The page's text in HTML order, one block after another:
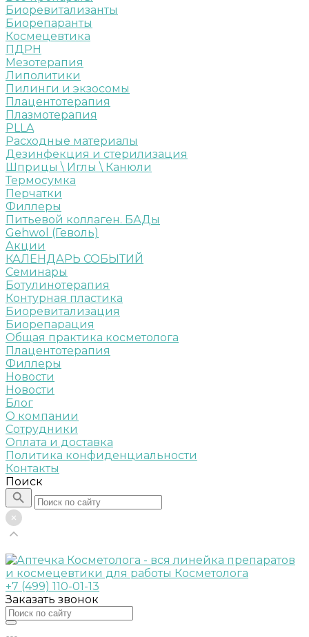
Биоревитализанты
Биорепаранты
Космецевтика
ПДРН
Мезотерапия
Липолитики
Пилинги и экзосомы
Плацентотерапия
Плазмотерапия
PLLA
Расходные материалы
Дезинфекция и стерилизация
Шприцы \ Иглы \ Канюли
Термосумка
Перчатки
Филлеры
Питьевой коллаген. БАДы
Gehwol (Геволь)
Акции
КАЛЕНДАРЬ СОБЫТИЙ
Семинары
Ботулинотерапия
Контурная пластика
Биоревитализация
Биорепарация
Общая практика косметолога
Плацентотерапия
Филлеры
Новости
Новости
Блог
О компании
Сотрудники
Оплата и доставка
Политика конфиденциальности
Контакты
Поиск
+7 (499) 110-01-13
Заказать звонок